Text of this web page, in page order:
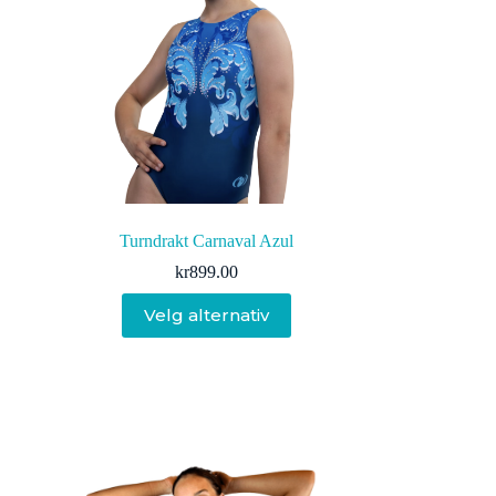
Turndrakt Carnaval Azul
kr899.00
Velg alternativ
produktet
har
produktsiden